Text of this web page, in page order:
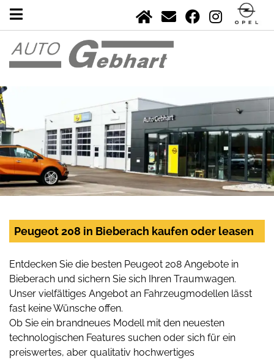
Peugeot 208 in Bieberach kaufen oder leasen
Entdecken Sie die besten Peugeot 208 Angebote in
Bieberach und sichern Sie sich Ihren Traumwagen.
Unser vielfältiges Angebot an Fahrzeugmodellen lässt
fast keine Wünsche offen.
Ob Sie ein brandneues Modell mit den neuesten
technologischen Features suchen oder sich für ein
preiswertes, aber qualitativ hochwertiges